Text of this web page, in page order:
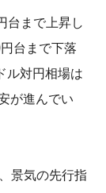
台まで上昇し
台まで下落
ル対円相場は
が進んでい
景気の先行指